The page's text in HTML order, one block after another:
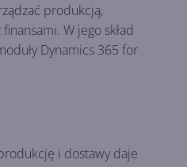
produkcją,
W jego skład
Dynamics 365 for
i dostawy daje